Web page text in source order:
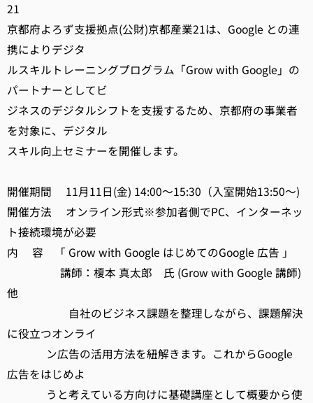
21
京都府よろず支援拠点(公財)京都産業21は、Google との連
携によりデジタ
ルスキルトレーニングプログラム「Grow with Google」の
パートナーとしてビ
ジネスのデジタルシフトを支援するため、京都府の事業者
を対象に、デジタル
スキル向上セミナーを開催します。
開催期間 11月11日(金) 14:00～15:30（入室開始13:50～)
開催方法 オンライン形式※参加者側でPC、インターネッ
ト接続環境が必要
内 容 「 Grow with Google はじめてのGoogle 広告 」
講師：榎本 真太郎 氏 (Grow with Google 講師)
他
自社のビジネス課題を整理しながら、課題解決
に役立つオンライ
ン広告の活用方法を紐解きます。これからGoogle
広告をはじめよ
うと考えている方向けに基礎講座として概要から使